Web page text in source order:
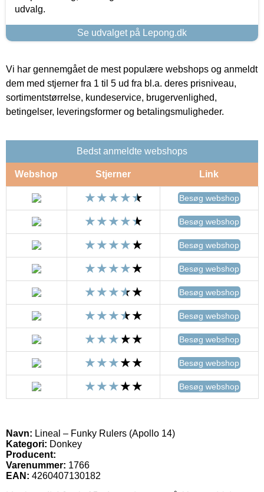
udvalg.
Se udvalget på Lepong.dk
Vi har gennemgået de mest populære webshops og anmeldt
dem med stjerner fra 1 til 5 ud fra bl.a. deres prisniveau,
sortimentstørrelse, kundeservice, brugervenlighed,
betingelser, leveringsformer og betalingsmuligheder.
Bedst anmeldte webshops
Webshop Stjerner Link
Besøg webshop
Besøg webshop
Besøg webshop
Besøg webshop
Besøg webshop
Besøg webshop
Besøg webshop
Besøg webshop
Besøg webshop
Navn: Lineal – Funky Rulers (Apollo 14)
Kategori: Donkey
Producent:
Varenummer: 1766
EAN: 4260407130182